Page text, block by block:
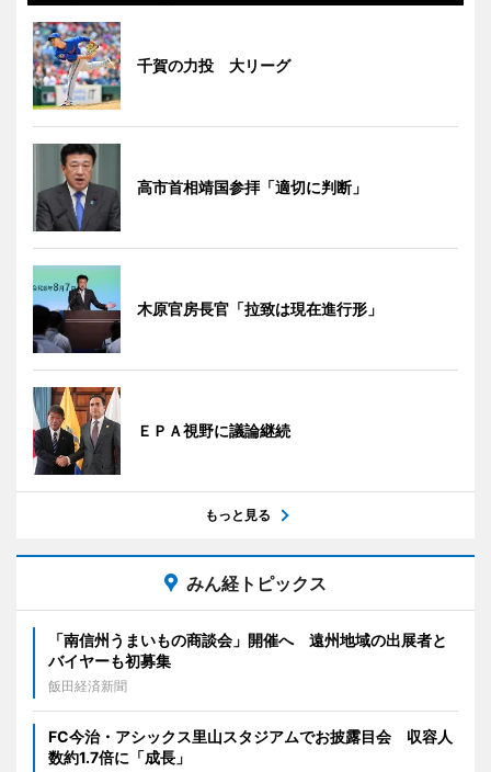
千賀の力投 大リーグ
高市首相靖国参拝「適切に判断」
木原官房長官「拉致は現在進行形」
ＥＰＡ視野に議論継続
もっと見る
みん経トピックス
「南信州うまいもの商談会」開催へ 遠州地域の出展者と
バイヤーも初募集
飯田経済新聞
FC今治・アシックス里山スタジアムでお披露目会 収容人
数約1.7倍に「成長」